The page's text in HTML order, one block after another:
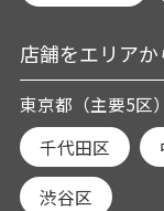
店舗をエリア
東京都（主要5区）
千代田区
渋谷区